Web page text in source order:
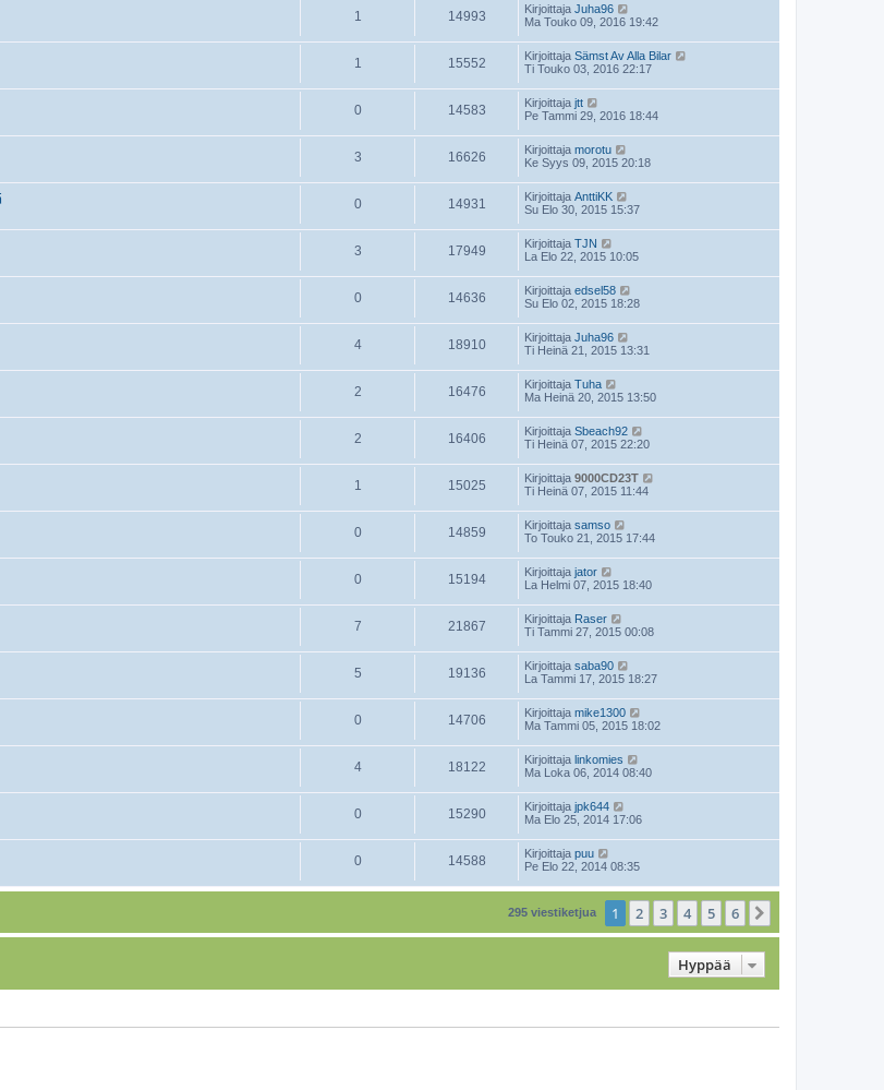
1 14993 Kirjoittaja Juha96
Ma Touko 09, 2016 19:42
1 15552 Kirjoittaja Sämst Av Alla Bilar
Ti Touko 03, 2016 22:17
0 14583 Kirjoittaja jtt
Pe Tammi 29, 2016 18:44
3 16626 Kirjoittaja morotu
Ke Syys 09, 2015 20:18
0 14931 Kirjoittaja AnttiKK
Su Elo 30, 2015 15:37
3 17949 Kirjoittaja TJN
La Elo 22, 2015 10:05
0 14636 Kirjoittaja edsel58
Su Elo 02, 2015 18:28
4 18910 Kirjoittaja Juha96
Ti Heinä 21, 2015 13:31
2 16476 Kirjoittaja Tuha
Ma Heinä 20, 2015 13:50
2 16406 Kirjoittaja Sbeach92
Ti Heinä 07, 2015 22:20
1 15025 Kirjoittaja 9000CD23T
Ti Heinä 07, 2015 11:44
0 14859 Kirjoittaja samso
To Touko 21, 2015 17:44
0 15194 Kirjoittaja jator
La Helmi 07, 2015 18:40
7 21867 Kirjoittaja Raser
Ti Tammi 27, 2015 00:08
5 19136 Kirjoittaja saba90
La Tammi 17, 2015 18:27
0 14706 Kirjoittaja mike1300
Ma Tammi 05, 2015 18:02
4 18122 Kirjoittaja linkomies
Ma Loka 06, 2014 08:40
0 15290 Kirjoittaja jpk644
Ma Elo 25, 2014 17:06
0 14588 Kirjoittaja puu
Pe Elo 22, 2014 08:35
295 viestiketjua 1 2 3 4 5 6
Hyppää